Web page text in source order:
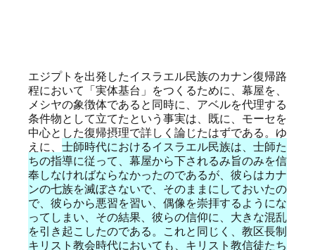
エジプトを出発したイスラエル民族のカナン復帰路
程において「実体基台」をつくるために、幕屋を、
メシヤの象徴体であると同時に、アベルを代理する
条件物として立てたという事実は、既に、モーセを
中心とした復帰摂理で詳しく論じたはずである。ゆ
えに、 士師時代におけるイスラエル民族は、士師た
ちの指導に従って、幕屋から下されるみ旨のみを信
奉しなければならなかったのであるが、彼らはカナ
ンの七族を滅ぼさないで、そのままにしておいたの
で、彼らから悪習を習い、偶像を崇拝するようにな
ってしまい、その結果、彼らの信仰に、大きな混乱
を引き起こしたのである。これと同じく、教区長制
キリスト教会時代においても、キリスト教信徒たち